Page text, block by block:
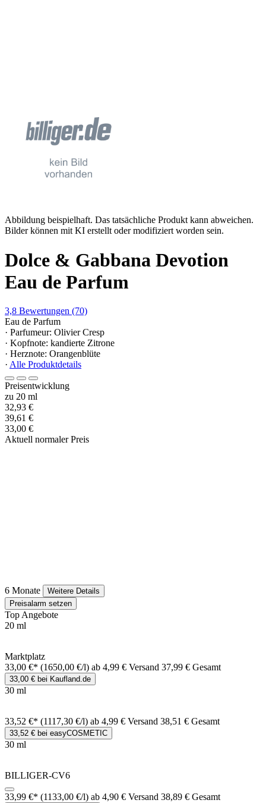
Abbildung beispielhaft. Das tatsächliche Produkt kann abweichen.
Bilder können mit KI erstellt oder modifiziert worden sein.
Dolce & Gabbana Devotion
Eau de Parfum
3,8 Bewertungen (70)
Eau de Parfum
· Parfumeur: Olivier Cresp
· Kopfnote: kandierte Zitrone
· Herznote: Orangenblüte
· Alle Produktdetails
Preisentwicklung
zu 20 ml
32,93 €
39,61 €
33,00 €
Aktuell normaler Preis
6 Monate
Weitere Details
Preisalarm setzen
Top Angebote
20 ml
Marktplatz
33,00 €* (1650,00 €/l) ab 4,99 € Versand 37,99 € Gesamt
33,00 € bei Kaufland.de
30 ml
33,52 €* (1117,30 €/l) ab 4,99 € Versand 38,51 € Gesamt
33,52 € bei easyCOSMETIC
30 ml
BILLIGER-CV6
33,99 €* (1133,00 €/l) ab 4,90 € Versand 38,89 € Gesamt